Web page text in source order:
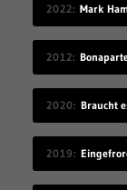
2022
2012
2020 Braucht
2019